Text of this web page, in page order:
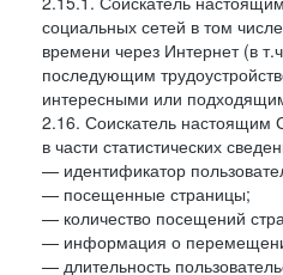
социальных сетей в том
времени через Интернет (в
последующим
интересными или
2.16. Соискатель настоящим
в части статистических
— идентификатор
— посещенные страницы;
— количество посещений
— информация о
— длительность